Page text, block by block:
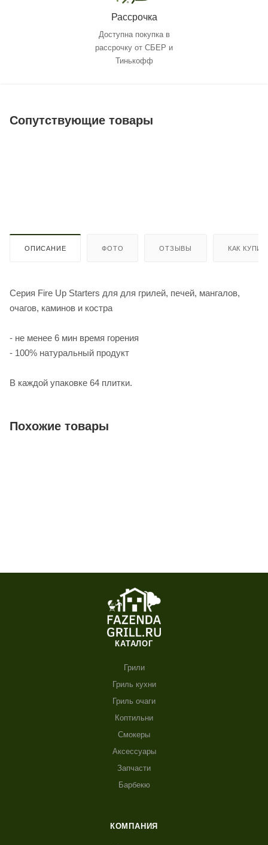
Рассрочка
Доступна покупка в
рассрочку от СБЕР и
Тинькофф
Сопутствующие товары
ОПИСАНИЕ ФОТО ОТЗЫВЫ КАК
Серия Fire Up Starters для для грилей, печей, мангалов,
очагов, каминов и костра
- не менее 6 мин время горения
- 100% натуральный продукт
В каждой упаковке 64 плитки.
Похожие товары
КАТАЛОГ
Грили
Гриль кухни
Гриль очаги
Коптильни
Смокеры
Аксессуары
Запчасти
Барбекю
КОМПАНИЯ